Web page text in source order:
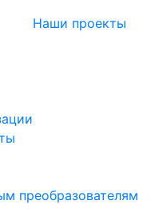
Наши проекты
преобразователям